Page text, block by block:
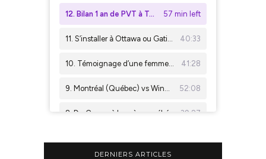
DERNIERS ARTICLES